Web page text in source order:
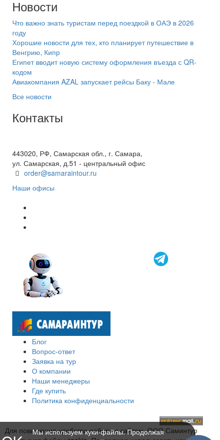
Новости
Что важно знать туристам перед поездкой в ОАЭ в 2026
году
Хорошие новости для тех, кто планирует путешествие в
Венгрию, Кипр
Египет вводит новую систему оформления въезда с QR-
кодом
Авиакомпания AZAL запускает рейсы Баку - Мале
Все новости
Контакты
443020, РФ, Самарская обл., г. Самара,
ул. Самарская, д.51 - центральный офис
order@samaraintour.ru
Наши офисы
Блог
Вопрос-ответ
Заявка на тур
О компании
Наши менеджеры
Где купить
Политика конфиденциальности
Для повышения удобства работы с сайтом, ООО Саминтур
Мы используем куки-файлы. Продолжая